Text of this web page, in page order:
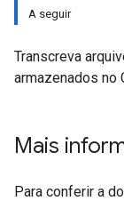
A seguir
Transcreva
armazenados no
Mais
Para conferir a